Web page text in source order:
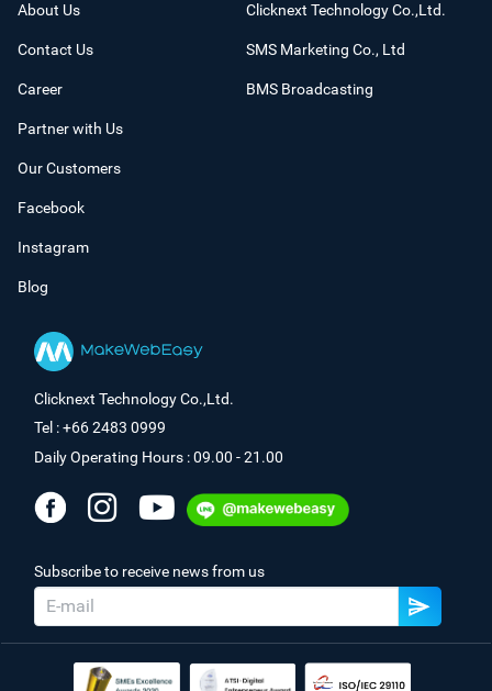
About Us
Contact Us
Career
Partner with Us
Our Customers
Facebook
Instagram
Blog
Clicknext Technology Co.,Ltd.
SMS Marketing Co., Ltd
BMS Broadcasting
Clicknext Technology Co.,Ltd.
Tel : +66 2483 0999
Daily Operating Hours : 09.00 - 21.00
Subscribe to receive news from us